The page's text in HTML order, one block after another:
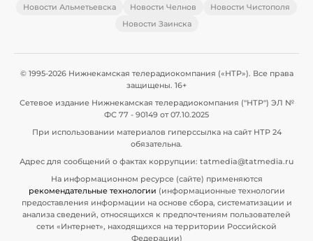
Новости Альметьевска
Новости Челнов
Новости Чистополя
Новости Заинска
© 1995-2026 Нижнекамская телерадиокомпания («НТР»). Все права
защищены. 16+
Сетевое издание Нижнекамская телерадиокомпания ("НТР") ЭЛ №
ФС 77 - 90149 от 07.10.2025
При использовании материалов гиперссылка на сайт НТР 24
обязательна.
Адрес для сообщений о фактах коррупции: tatmedia@tatmedia.ru
На информационном ресурсе (сайте) применяются
рекомендательные технологии (информационные технологии
предоставления информации на основе сбора, систематизации и
анализа сведений, относящихся к предпочтениям пользователей
сети «Интернет», находящихся на территории Российской
Федерации)